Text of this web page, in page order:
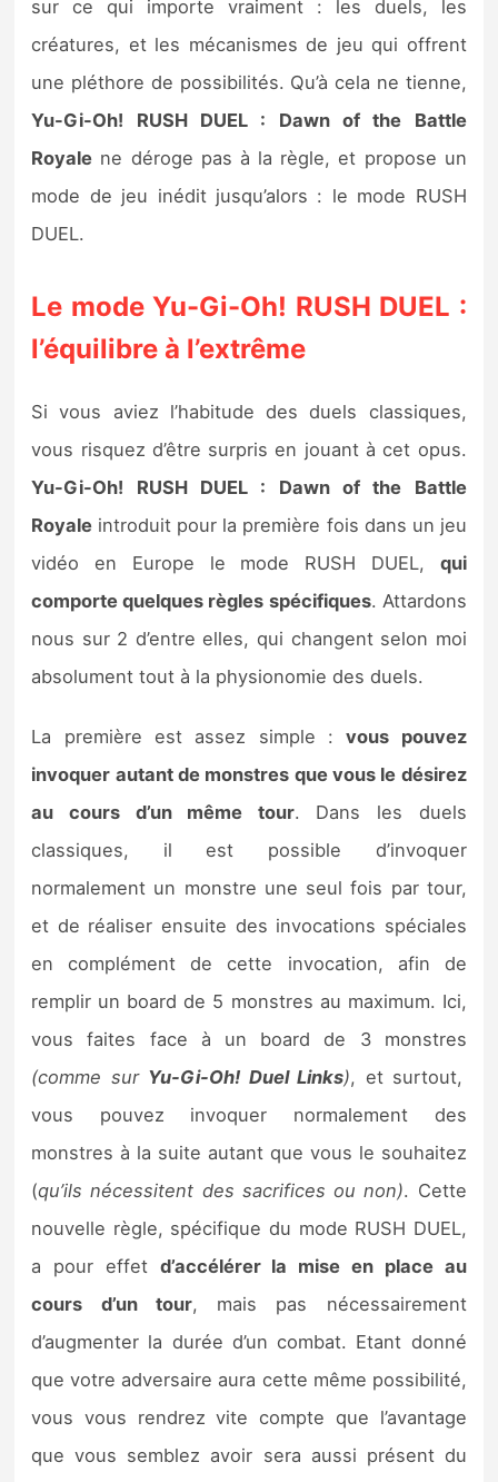
sur ce qui importe vraiment : les duels, les
créatures, et les mécanismes de jeu qui offrent
une pléthore de possibilités. Qu’à cela ne tienne,
Yu-Gi-Oh! RUSH DUEL : Dawn of the Battle
Royale ne déroge pas à la règle, et propose un
mode de jeu inédit jusqu’alors : le mode RUSH
DUEL.
Le mode Yu-Gi-Oh! RUSH DUEL :
l’équilibre à l’extrême
Si vous aviez l’habitude des duels classiques,
vous risquez d’être surpris en jouant à cet opus.
Yu-Gi-Oh! RUSH DUEL : Dawn of the Battle
Royale introduit pour la première fois dans un jeu
vidéo en Europe le mode RUSH DUEL, qui
comporte quelques règles spécifiques. Attardons
nous sur 2 d’entre elles, qui changent selon moi
absolument tout à la physionomie des duels.
La première est assez simple :vous pouvez
invoquer autant de monstres que vous le désirez
au cours d’un même tour. Dans les duels
classiques, il est possible d’invoquer
normalement un monstre une seul fois par tour,
et de réaliser ensuite des invocations spéciales
en complément de cette invocation, afin de
remplir un board de 5 monstres au maximum. Ici,
vous faites face à un board de 3 monstres
(comme sur Yu-Gi-Oh! Duel Links), et surtout,
vous pouvez invoquer normalement des
monstres à la suite autant que vous le souhaitez
(qu’ils nécessitent des sacrifices ou non). Cette
nouvelle règle, spécifique du mode RUSH DUEL,
a pour effet d’accélérer la mise en place au
cours d’un tour, mais pas nécessairement
d’augmenter la durée d’un combat. Etant donné
que votre adversaire aura cette même possibilité,
vous vous rendrez vite compte que l’avantage
que vous semblez avoir sera aussi présent du